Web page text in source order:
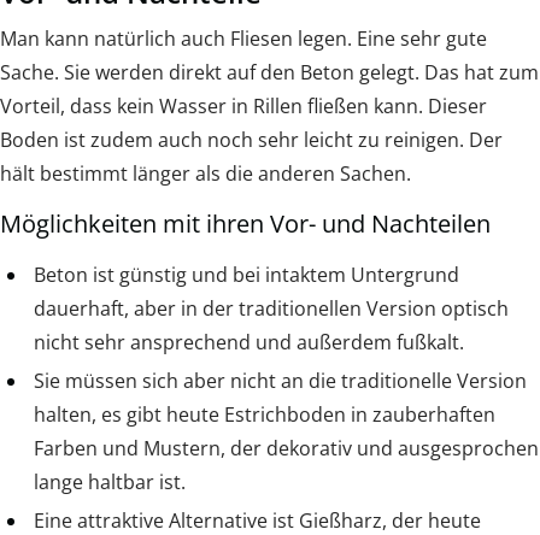
Man kann natürlich auch Fliesen legen. Eine sehr gute
Sache. Sie werden direkt auf den Beton gelegt. Das hat zum
Vorteil, dass kein Wasser in Rillen fließen kann. Dieser
Boden ist zudem auch noch sehr leicht zu reinigen. Der
hält bestimmt länger als die anderen Sachen.
Möglichkeiten mit ihren Vor- und Nachteilen
Beton ist günstig und bei intaktem Untergrund
dauerhaft, aber in der traditionellen Version optisch
nicht sehr ansprechend und außerdem fußkalt.
Sie müssen sich aber nicht an die traditionelle Version
halten, es gibt heute Estrichboden in zauberhaften
Farben und Mustern, der dekorativ und ausgesprochen
lange haltbar ist.
Eine attraktive Alternative ist Gießharz, der heute